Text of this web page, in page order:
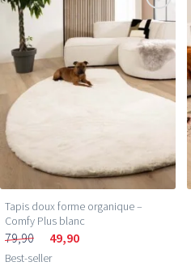
Tapis doux forme organique –
Comfy Plus blanc
79,90 49,90
Best-seller